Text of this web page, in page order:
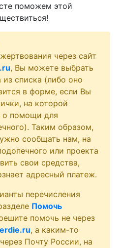
поможем этой
через сайт
, Вы можете выбрать
из списка (либо оно
в форме, если Вы
на которой
о помощи для
Таким образом,
сообщать нам, на
или проекта
свои средства,
адресный платеж.
перечисления
Помочь
помочь не через
, а каким-то
Почту России, на